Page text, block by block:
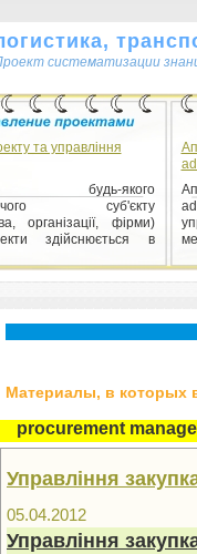
систематизации
та управління
будь-якого
суб'єкту
організації, фірми)
здійснюється в
Материалы, в которых
procurement
Управління
05.04.2012
Управління